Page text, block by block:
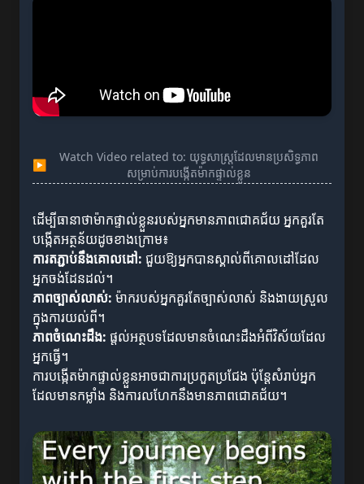
▶
Watch Video related to: យុទ្ធសាស្ត្រដែលមានប្រសិទ្ធភាព
សម្រាប់ការបង្កើតម៉ាកផ្ទាល់ខ្លួន
ដើម្បីធានាថាម៉ាកផ្ទាល់ខ្លួនរបស់អ្នកមានភាពជោគជ័យ អ្នកគួរតែ
បង្កើតអត្ថន័យដូចខាងក្រោម៖
ការតភ្ជាប់នឹងគោលដៅ: ជួយឱ្យអ្នកបានស្គាល់ពីគោលដៅដែល
អ្នកចង់ដែនដល់។
ភាពច្បាស់លាស់: ម៉ាករបស់អ្នកគួរតែច្បាស់លាស់ និងងាយស្រួល
ក្នុងការយល់ពី។
ភាពចំណេះដឹង: ផ្តល់អត្ថបទដែលមានចំណេះដឹងអំពីវិស័យដែល
អ្នកធ្វើ។
ការបង្កើតម៉ាកផ្ទាល់ខ្លួនអាចជាការប្រកួតប្រជែង ប៉ុន្តែសំរាប់អ្នក
ដែលមានកម្លាំង និងការលហែកនឹងមានភាពជោគជ័យ។